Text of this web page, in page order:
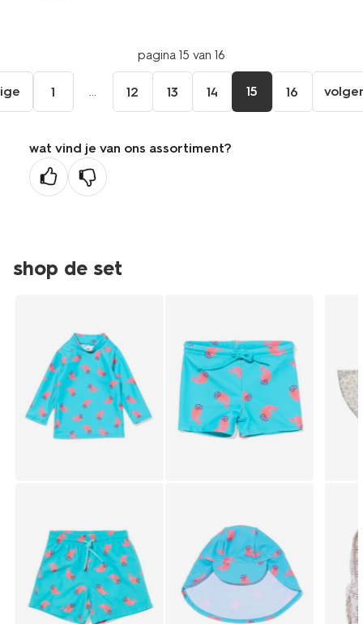
pagina 15 van 16
1 ... 12 13 14 15 16
wat vind je van ons assortiment?
shop de set